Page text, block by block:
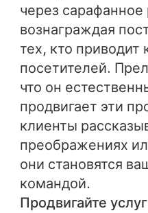
через сарафанное
вознаграждая
тех, кто приводит
посетителей.
что он
продвигает эти
клиенты
преображениях
они становятся
командой.
Продвигайте